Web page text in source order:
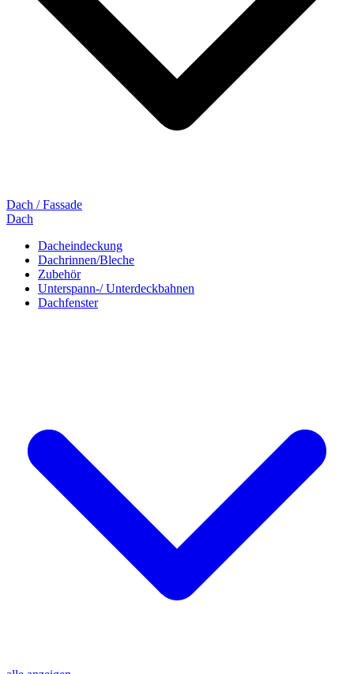
Dach / Fassade
Dach
Dacheindeckung
Dachrinnen/Bleche
Zubehör
Unterspann-/ Unterdeckbahnen
Dachfenster